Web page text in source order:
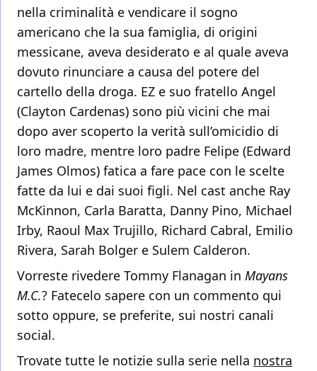
nella criminalità e vendicare il sogno
americano che la sua famiglia, di origini
messicane, aveva desiderato e al quale aveva
dovuto rinunciare a causa del potere del
cartello della droga. EZ e suo fratello Angel
(Clayton Cardenas) sono più vicini che mai
dopo aver scoperto la verità sull’omicidio di
loro madre, mentre loro padre Felipe (Edward
James Olmos) fatica a fare pace con le scelte
fatte da lui e dai suoi figli. Nel cast anche Ray
McKinnon, Carla Baratta, Danny Pino, Michael
Irby, Raoul Max Trujillo, Richard Cabral, Emilio
Rivera, Sarah Bolger e Sulem Calderon.
Vorreste rivedere Tommy Flanagan in Mayans
M.C.? Fatecelo sapere con un commento qui
sotto oppure, se preferite, sui nostri canali
social.
Trovate tutte le notizie sulla serie nella nostra